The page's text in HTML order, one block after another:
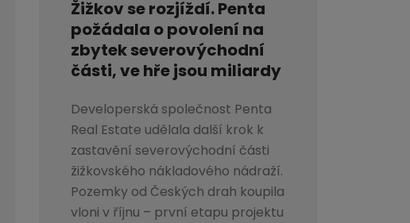
Žižkov se rozjíždí. Penta
požádala o povolení na
zbytek severovýchodní
části, ve hře jsou miliardy
Developerská společnost Penta
Real Estate udělala další krok k
zastavění severovýchodní části
žižkovského nákladového nádraží.
Pozemky od Českých drah koupila
vloni v říjnu – první etapu projektu